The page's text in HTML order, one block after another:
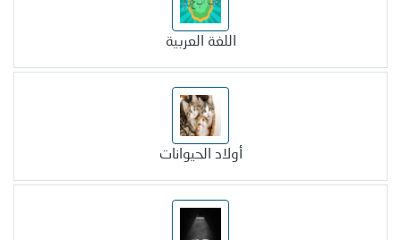
اللغة العربية
أولاد الحيوانات